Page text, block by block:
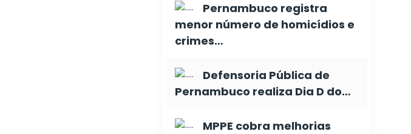
Pernambuco registra
menor número de homicídios e
crimes…
Defensoria Pública de
Pernambuco realiza Dia D do…
MPPE cobra melhorias